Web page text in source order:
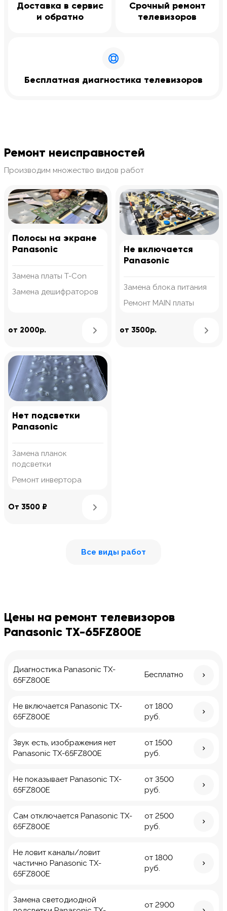
Доставка в сервис
и обратно
Срочный ремонт
телевизоров
Бесплатная диагностика телевизоров
Ремонт неисправностей
Производим множество видов работ
Полосы на экране
Panasonic
Замена платы T-Con
Замена дешифраторов
от 2000р. Узнать подробнее
Не включается
Panasonic
Замена блока питания
Ремонт MAIN платы
от 3500р.
Нет подсветки
Panasonic
Замена планок
подсветки
Ремонт инвертора
От 3500 ₽
Все виды работ
Цены на ремонт телевизоров
Panasonic TX-65FZ800E
Диагностика Panasonic TX-
65FZ800E
Бесплатно
Не включается Panasonic TX-
65FZ800E
от 1800
руб.
Звук есть, изображения нет
Panasonic TX-65FZ800E
от 1500
руб.
Не показывает Panasonic TX-
65FZ800E
от 3500
руб.
Сам отключается Panasonic TX-
65FZ800E
от 2500
руб.
Не ловит каналы/ловит
частично Panasonic TX-
65FZ800E
от 1800
руб.
Замена светодиодной
от 2900